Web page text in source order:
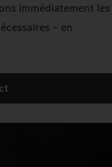
immédiatement les
– en